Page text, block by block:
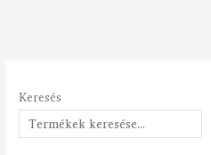
Keresés